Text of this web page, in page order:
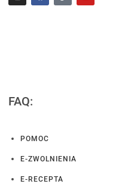
FAQ:
POMOC
E-ZWOLNIENIA
E-RECEPTA